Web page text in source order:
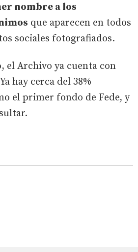
nombre a los
que aparecen en todos
sociales fotografiados.
el Archivo ya cuenta con
hay cerca del 38%
el primer fondo de Fede, y